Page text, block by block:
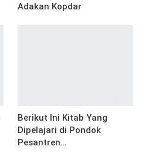
Adakan Kopdar
Berikut Ini Kitab Yang
Dipelajari di Pondok
Pesantren…